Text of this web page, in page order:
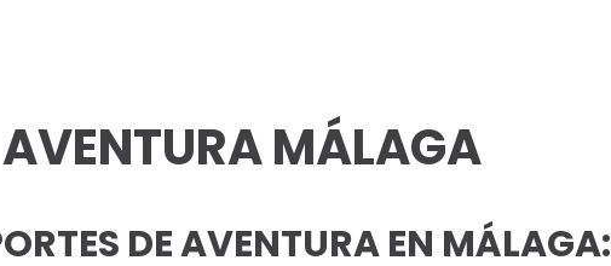
AVENTURA MÁLAGA
DE AVENTURA EN MÁLAGA: